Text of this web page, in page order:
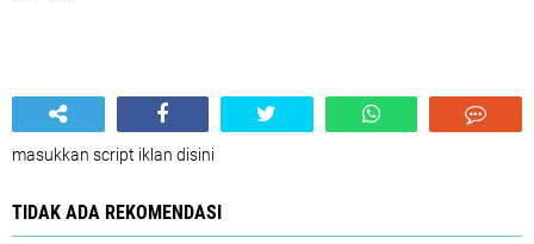
masukkan script iklan disini
TIDAK ADA REKOMENDASI